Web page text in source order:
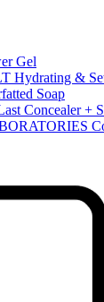
Gel
Hydrating &
Soap
Concealer +